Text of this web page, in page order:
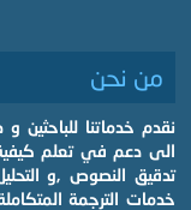
من نحن
نقدم خدماتنا للباحثين
الى دعم في تعلم
تدقيق النصوص ,و
خدمات الترجمة